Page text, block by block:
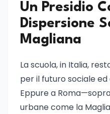
Un Presidio
Dispersione
Magliana
La scuola, in Italia,
per il futuro sociale
Eppure a
urbane come la